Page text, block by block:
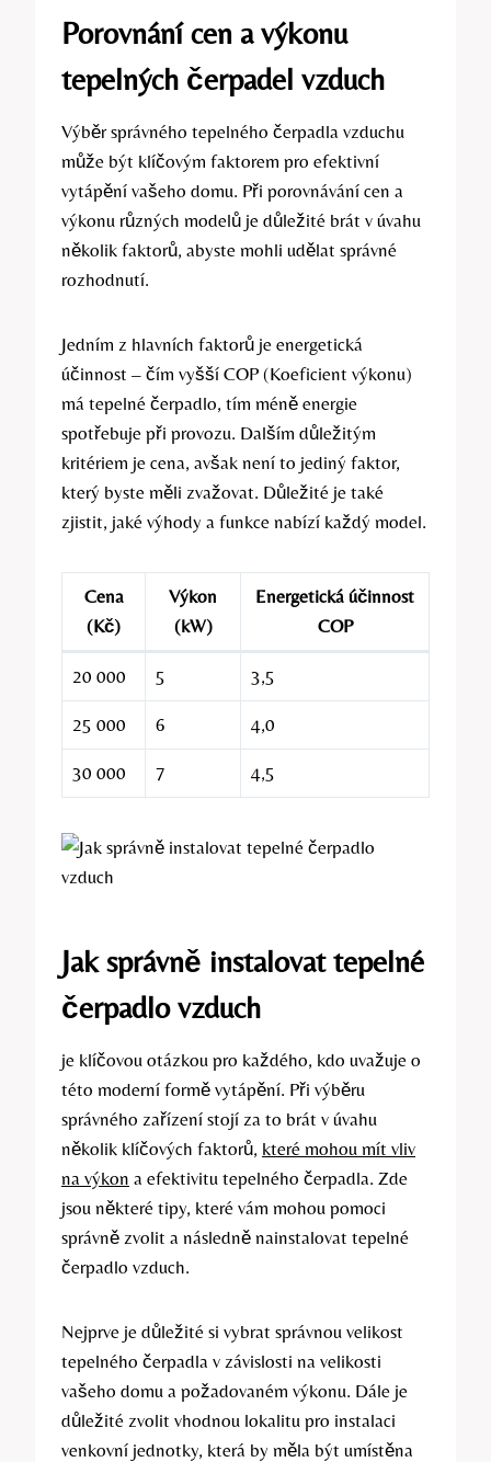
Porovnání cen a výkonu
tepelných čerpadel vzduch
Výběr správného tepelného čerpadla vzduchu
může být klíčovým faktorem pro efektivní
vytápění vašeho domu. Při porovnávání cen a
výkonu různých modelů je důležité brát v úvahu
několik faktorů, abyste mohli udělat správné
rozhodnutí.
Jedním z hlavních faktorů je energetická
účinnost – čím vyšší COP (Koeficient výkonu)
má tepelné čerpadlo, tím méně energie
spotřebuje při provozu. Dalším důležitým
kritériem je cena, avšak není to jediný faktor,
který byste měli zvažovat. Důležité je také
zjistit, jaké výhody a funkce nabízí každý model.
Cena
(Kč)
Výkon
(kW)
Energetická účinnost
COP
20 000 5 3,5
25 000 6 4,0
30 000 7 4,5
Jak správně instalovat tepelné
čerpadlo vzduch
je klíčovou otázkou pro každého, kdo uvažuje o
této moderní formě vytápění. Při výběru
správného zařízení stojí za to brát v úvahu
několik klíčových faktorů, které mohou mít vliv
na výkon a efektivitu tepelného čerpadla. Zde
jsou některé tipy, které vám mohou pomoci
správně zvolit a následně nainstalovat tepelné
čerpadlo vzduch.
Nejprve je důležité si vybrat správnou velikost
tepelného čerpadla v závislosti na velikosti
vašeho domu a požadovaném výkonu. Dále je
důležité zvolit vhodnou lokalitu pro instalaci
venkovní jednotky, která by měla být umístěna